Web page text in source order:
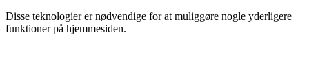
Disse teknologier er nødvendige for at muliggøre nogle yderligere
funktioner på hjemmesiden.